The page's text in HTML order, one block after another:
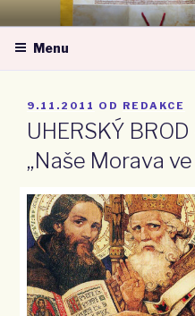
Přejít
k
obsahu
MORAVSKÁ
ZA MORAVU
Menu
PUBLIKOVÁNO
9.11.2011 OD REDAKCE
UHERSKÝ
„Naše Morava